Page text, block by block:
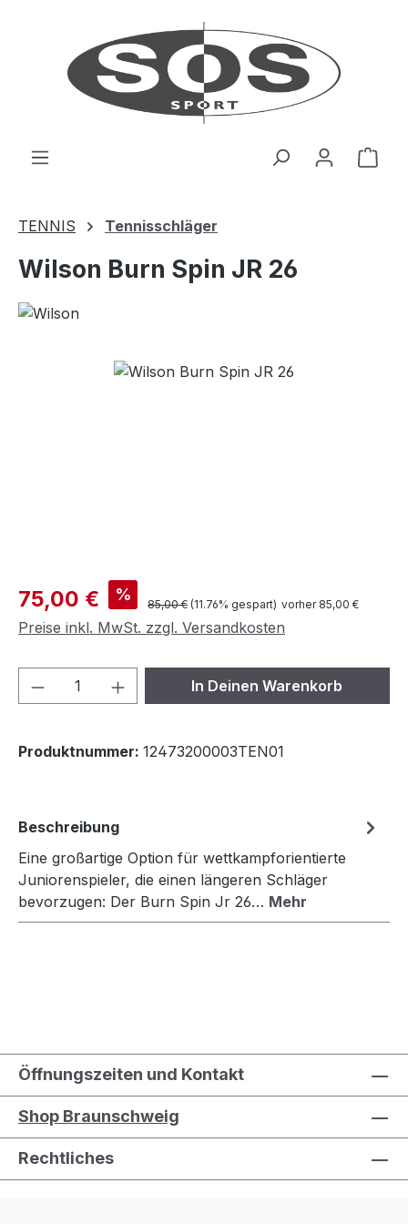
TENNIS Tennisschläger
Wilson Burn Spin JR 26
Bildergalerie überspringen
Verkaufspreis:
75,00 € % Regulärer Preis:
85,00 € (11.76% gespart) vorher 85,00 €
Preise inkl. MwSt. zzgl. Versandkosten
Produkt Anzahl: Gib denIn Deinen Warenkorb
Produktnummer: 12473200003TEN01
Beschreibung
Eine großartige Option für wettkampforientierte
Juniorenspieler, die einen längeren Schläger
bevorzugen: Der Burn Spin Jr 26… Mehr
Öffnungszeiten und Kontakt
Shop Braunschweig
Rechtliches